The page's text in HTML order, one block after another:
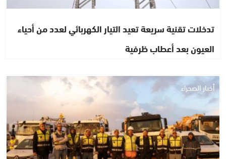
تدخلات تقنية سريعة تعيد التيار الكهربائي لعدد من أحياء
العيون بعد أعطاب ظرفية
أخبار الصحراء